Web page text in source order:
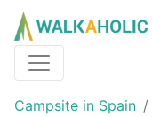
Campsite in Spain